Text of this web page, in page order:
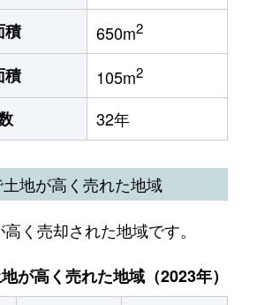
積 650m2
積 105m2
32年
地が高く売れた地域
く売却された地域です。
が高く売れた地域（2023年）